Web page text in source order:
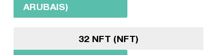
ARUBAIS)
32 NFT (NFT)